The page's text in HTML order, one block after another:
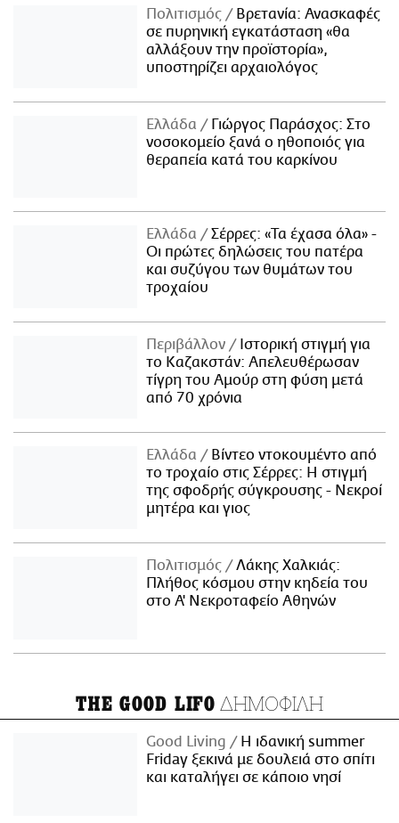
Πολιτισμός
Βρετανία: Ανασκαφές
σε πυρηνική εγκατάσταση «θα
αλλάξουν την προϊστορία»,
υποστηρίζει αρχαιολόγος
Ελλάδα
Γιώργος Παράσχος: Στο
νοσοκομείο ξανά ο ηθοποιός για
θεραπεία κατά του καρκίνου
Ελλάδα
Σέρρες: «Τα έχασα όλα» -
Οι πρώτες δηλώσεις του πατέρα
και συζύγου των θυμάτων του
τροχαίου
Περιβάλλον
Ιστορική στιγμή για
το Καζακστάν: Απελευθέρωσαν
τίγρη του Αμούρ στη φύση μετά
από 70 χρόνια
Ελλάδα
Βίντεο ντοκουμέντο από
το τροχαίο στις Σέρρες: Η στιγμή
της σφοδρής σύγκρουσης - Νεκροί
μητέρα και γιος
Πολιτισμός
Λάκης Χαλκιάς:
Πλήθος κόσμου στην κηδεία του
στο Α' Νεκροταφείο Αθηνών
THE GOOD LIFO ΔΗΜΟΦΙΛΗ
Good Living
Η ιδανική summer
Friday ξεκινά με δουλειά στο σπίτι
και καταλήγει σε κάποιο νησί